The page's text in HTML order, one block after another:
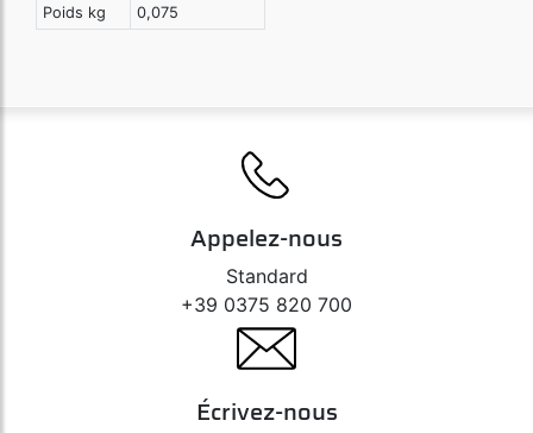
Poids kg 0,075
Appelez-nous
Standard
+39 0375 820 700
Écrivez-nous